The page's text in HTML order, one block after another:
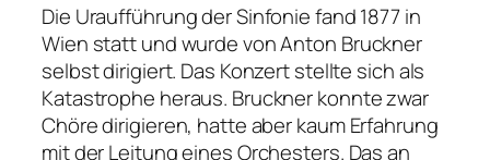
Die Uraufführung der Sinfonie fand 1877 in
Wien statt und wurde von Anton Bruckner
selbst dirigiert. Das Konzert stellte sich als
Katastrophe heraus. Bruckner konnte zwar
Chöre dirigieren, hatte aber kaum Erfahrung
mit der Leitung eines Orchesters. Das an